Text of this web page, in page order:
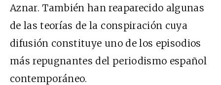
Aznar. También han reaparecido algunas
de las teorías de la conspiración cuya
difusión constituye uno de los episodios
más repugnantes del periodismo español
contemporáneo.